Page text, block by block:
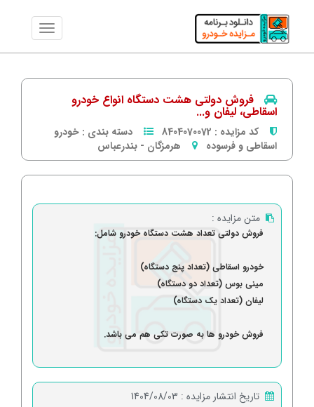
فروش دولتی هشت دستگاه انواع خودرو
اسقاطی، لیفان و...
کد مزایده : 8404070072 دسته بندی : خودرو
اسقاطی و فرسوده
هرمزگان - بندرعباس
متن مزایده :
فروش دولتی تعداد هشت دستگاه خودرو شامل:
خودرو اسقاطی (تعداد پنج دستگاه)
مینی بوس (تعداد دو دستگاه)
لیفان (تعداد یک دستگاه)
فروش خودرو ها به صورت تکی هم می باشد.
تاریخ انتشار مزایده : 1404/08/03